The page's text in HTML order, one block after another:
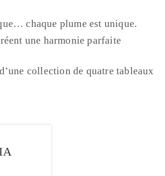
chaque plume est unique.
une harmonie parfaite
collection de quatre tableaux